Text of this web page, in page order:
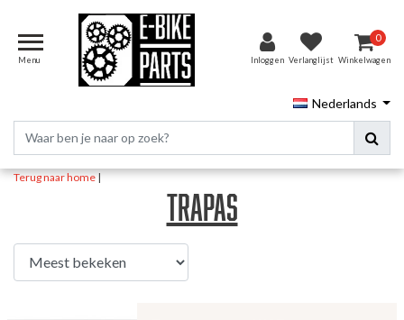
Menu Inloggen Verlanglijst
0
Winkelwagen
Nederlands
Terug naar home|
Trapas